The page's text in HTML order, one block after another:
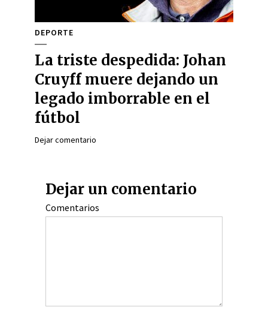
DEPORTE
La triste despedida: Johan
Cruyff muere dejando un
legado imborrable en el
fútbol
Dejar comentario
Dejar un comentario
Comentarios